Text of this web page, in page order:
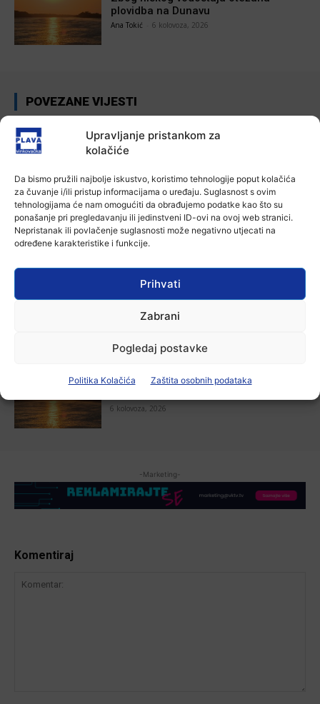
Upravljanje pristankom za
kolačiće
Da bismo pružili najbolje iskustvo, koristimo tehnologije poput kolačića
za čuvanje i/ili pristup informacijama o uređaju. Suglasnost s ovim
tehnologijama će nam omogućiti da obrađujemo podatke kao što su
ponašanje pri pregledavanju ili jedinstveni ID-ovi na ovoj web stranici.
Nepristanak ili povlačenje suglasnosti može negativno utjecati na
određene karakteristike i funkcije.
Prihvati
Zabrani
Pogledaj postavke
Politika Kolačića Zaštita osobnih podataka
plovidba na Dunavu
Ana Tokić 6 kolovoza, 2026
POVEZANE VIJESTI
Autoklub Vinkovci u rujnu će obilježiti
stotu godišnjicu djelovanja
Aktualno
Za dva tjedna započinje još jedna
Divlja liga
7 kolovoza, 2026
Aktualno
U Županji održana Ljetna škola magije
7 kolovoza, 2026
Zbog niskog vodostaja otežana
6 kolovoza, 2026
-Marketing-
Komentiraj